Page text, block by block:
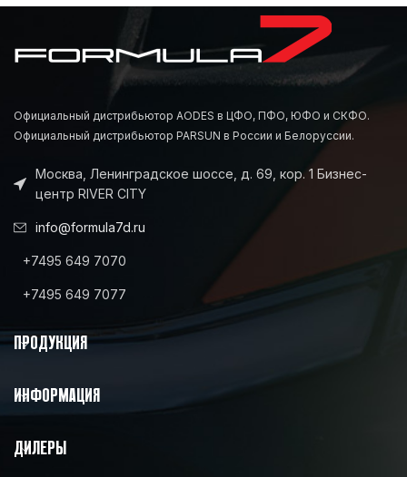
Официальный дистрибьютор AODES в ЦФО, ПФО, ЮФО и СКФО.
Официальный дистрибьютор PARSUN в России и Белоруссии.
Москва, Ленинградское шоссе, д. 69, кор. 1 Бизнес-
центр RIVER CITY
info@formula7d.ru
+7495 649 7070
+7495 649 7077
ПРОДУКЦИЯ
ИНФОРМАЦИЯ
ДИЛЕРЫ